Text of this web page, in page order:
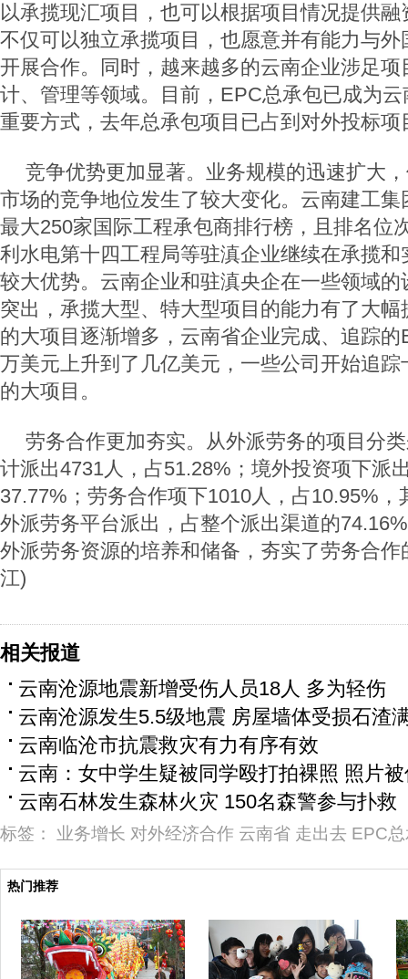
以承揽现汇项目，也可以根据项目情况提供
不仅可以独立承揽项目，也愿意并有能力与
开展合作。同时，越来越多的云南企业涉足
计、管理等领域。目前，EPC总承包已成为
重要方式，去年总承包项目已占到对外投标项
竞争优势更加显著。业务规模的迅速扩大
市场的竞争地位发生了较大变化。云南建工
最大250家国际工程承包商排行榜，且排名位
利水电第十四工程局等驻滇企业继续在承揽
较大优势。云南企业和驻滇央企在一些领域
突出，承揽大型、特大型项目的能力有了大
的大项目逐渐增多，云南省企业完成、追踪
万美元上升到了几亿美元，一些公司开始追
的大项目。
劳务合作更加夯实。从外派劳务的项目分
计派出4731人，占51.28%；境外投资项下派
37.77%；劳务合作项下1010人，占10.95%，
外派劳务平台派出，占整个派出渠道的
外派劳务资源的培养和储备，夯实了劳务合
江)
相关报道
云南沧源地震新增受伤人员18人 多为轻伤
云南沧源发生5.5级地震 房屋墙体受损石渣
云南临沧市抗震救灾有力有序有效
云南：女中学生疑被同学殴打拍裸照 照片
云南石林发生森林火灾 150名森警参与扑救
标签： 业务增长 对外经济合作 云南省 走出去 EPC
热门推荐